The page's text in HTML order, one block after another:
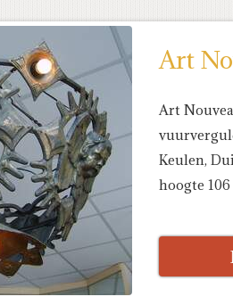
Art
Art
Keulen,
hoogte